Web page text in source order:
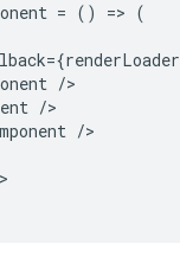
= () => (
={renderLoader
/
/
/